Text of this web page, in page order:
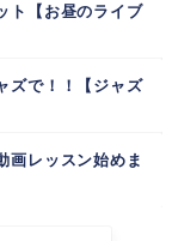
ト【お昼のライブ
ズで！！【ジャズ
画レッスン始めま